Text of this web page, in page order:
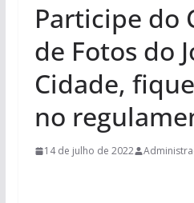
Participe do
de Fotos do
Cidade,
no
14 de julho de 2022